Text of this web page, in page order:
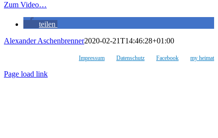
Zum Video…
teilen
Alexander Aschenbrenner2020-02-21T14:46:28+01:00
Impressum Datenschutz Facebook my heimat
Page load link